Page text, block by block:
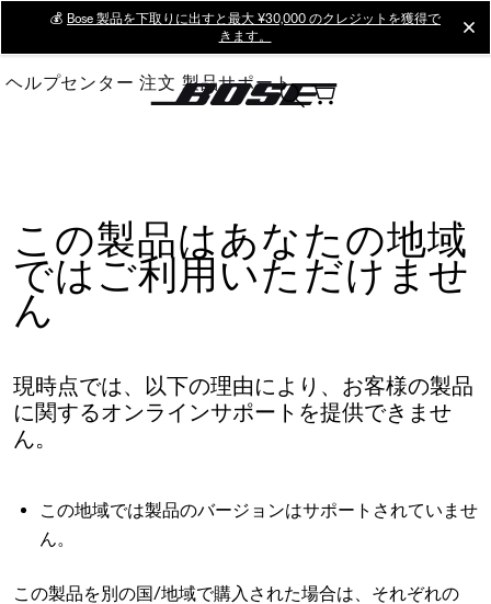
Main
💰 Bose 製品を下取りに出すと最大 ¥30,000 のクレジットを獲得で
きます。
ヘルプセンター 注文 製品サポート
この製品はあなたの地域
ではご利用いただけませ
ん
現時点では、以下の理由により、お客様の製品
に関するオンラインサポートを提供できませ
ん。
この地域では製品のバージョンはサポートされていませ
ん。
この製品を別の国/地域で購入された場合は、それぞれの